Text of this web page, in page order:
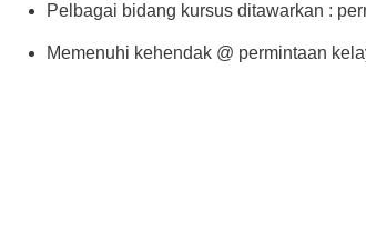
Pelbagai bidang kursus ditawarkan :
Memenuhi kehendak @ permintaan